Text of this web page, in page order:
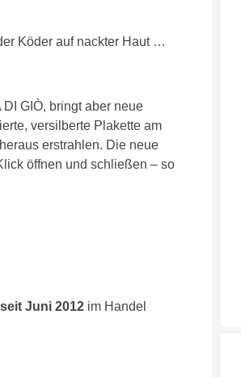
Köder auf nackter Haut …
GIÒ, bringt aber neue
versilberte Plakette am
erstrahlen. Die neue
öffnen und schließen – so
seit Juni 2012 im Handel